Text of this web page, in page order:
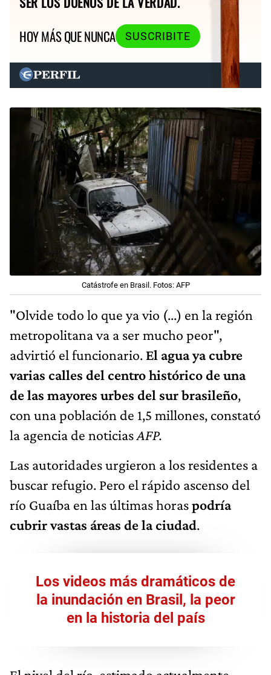
HOY MÁS QUE NUNCA
SUSCRIBITE
Catástrofe en Brasil. Fotos: AFP
"Olvide todo lo que ya vio (...) en la región
metropolitana va a ser mucho peor",
advirtió el funcionario. El agua ya cubre
varias calles del centro histórico de una
de las mayores urbes del sur brasileño,
con una población de 1,5 millones, constató
la agencia de noticiasAFP.
Las autoridades urgieron a los residentes a
buscar refugio. Pero el rápido ascenso del
río Guaíba en las últimas horaspodría
cubrir vastas áreas de la ciudad.
Los videos más dramáticos de
la inundación en Brasil, la peor
en la historia del país